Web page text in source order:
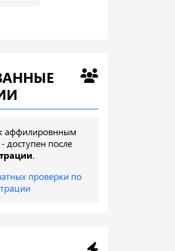
аффилировнным
доступен после
.
проверки по